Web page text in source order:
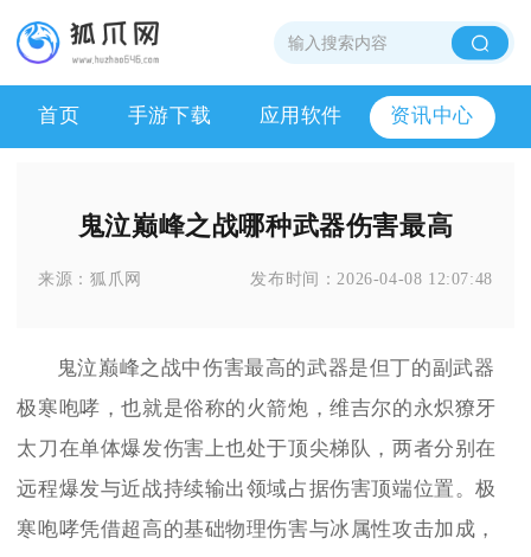
首页 手游下载 应用软件 资讯中心
鬼泣巅峰之战哪种武器伤害最高
来源：狐爪网 发布时间：2026-04-08 12:07:48
鬼泣巅峰之战中伤害最高的武器是但丁的副武器
极寒咆哮，也就是俗称的火箭炮，维吉尔的永炽獠牙
太刀在单体爆发伤害上也处于顶尖梯队，两者分别在
远程爆发与近战持续输出领域占据伤害顶端位置。极
寒咆哮凭借超高的基础物理伤害与冰属性攻击加成，